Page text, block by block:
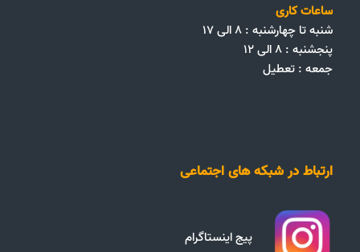
ساعات کاری
شنبه تا چهارشنبه : ۸ الی ۱۷
پنجشنبه : ۸ الی ۱۲
جمعه‌ :‌ تعطیل
ارتباط در شبکه های اجتماعی
پیج اینستاگرام